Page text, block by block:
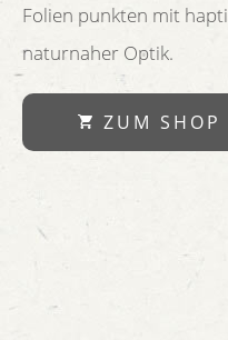
Folien punkten mit
naturnaher Optik.
ZUM SHOP